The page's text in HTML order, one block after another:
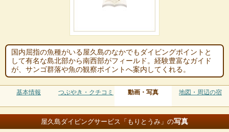
国内屈指の魚種がいる屋久島のなかでもダイビングポイントと
して有名な島北部から南西部がフィールド。経験豊富なガイド
が、サンゴ群落や魚の観察ポイントへ案内してくれる。
基本情報 つぶやき・クチコミ 動画・写真 地図・周辺の宿
屋久島ダイビングサービス「もりとうみ」の写真